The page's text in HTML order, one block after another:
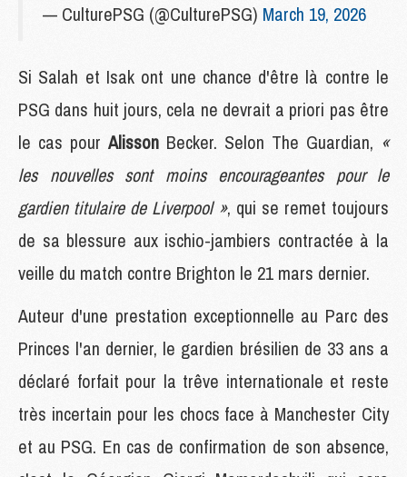
— CulturePSG (@CulturePSG) March 19, 2026
Si Salah et Isak ont une chance d'être là contre le
PSG dans huit jours, cela ne devrait a priori pas être
le cas pour Alisson Becker. Selon The Guardian, «
les nouvelles sont moins encourageantes pour le
gardien titulaire de Liverpool », qui se remet toujours
de sa blessure aux ischio-jambiers contractée à la
veille du match contre Brighton le 21 mars dernier.
Auteur d'une prestation exceptionnelle au Parc des
Princes l'an dernier, le gardien brésilien de 33 ans a
déclaré forfait pour la trêve internationale et reste
très incertain pour les chocs face à Manchester City
et au PSG. En cas de confirmation de son absence,